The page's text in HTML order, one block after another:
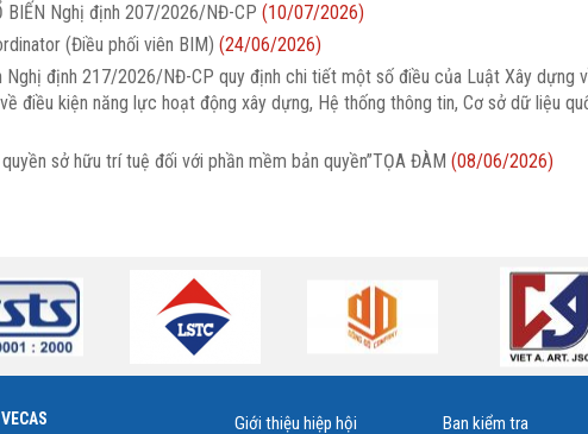
BIẾN Nghị định 207/2026/NĐ-CP (10/07/2026)
(Điều phối viên BIM) (24/06/2026)
Nghị định 217/2026/NĐ-CP quy định chi tiết một số điều của Luật Xây dựng
điều kiện năng lực hoạt động xây dựng, Hệ thống thông tin, Cơ sở dữ liệu
sở hữu trí tuệ đối với phần mềm bản quyền”TỌA ĐÀM (08/06/2026)
Giới thiệu hiệp hội Ban kiểm tra